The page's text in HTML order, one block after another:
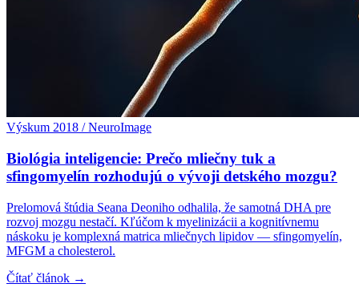
Výskum 2018 / NeuroImage
Biológia inteligencie: Prečo mliečny tuk a
sfingomyelín rozhodujú o vývoji detského mozgu?
Prelomová štúdia Seana Deoniho odhalila, že samotná DHA pre
rozvoj mozgu nestačí. Kľúčom k myelinizácii a kognitívnemu
náskoku je komplexná matrica mliečnych lipidov — sfingomyelín,
MFGM a cholesterol.
Čítať článok →